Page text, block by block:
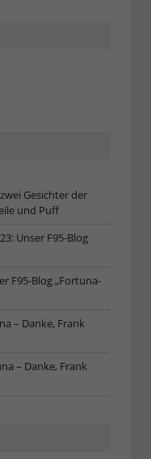
Gesichter der
und Puff
Unser F95-Blog
F95-Blog „Fortuna-
– Danke, Frank
– Danke, Frank